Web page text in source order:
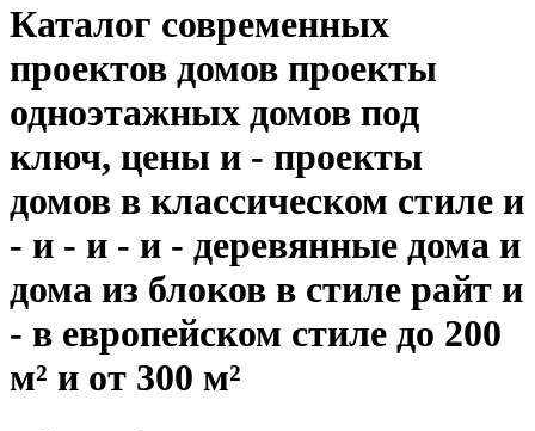
Каталог современных
проектов домов проекты
одноэтажных домов под
ключ, цены и - проекты
домов в классическом стиле и
- и - и - и - деревянные дома и
дома из блоков в стиле райт и
- в европейском стиле до 200
м² и от 300 м²